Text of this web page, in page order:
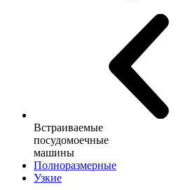
Встраиваемые
посудомоечные
машины
Полноразмерные
Узкие